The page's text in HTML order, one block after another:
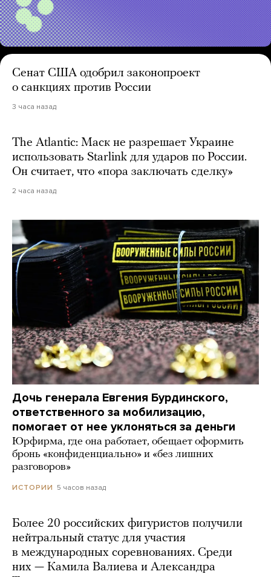
Сенат США одобрил законопроект
о санкциях против России
3 часа назад
The Atlantic: Маск не разрешает Украине
использовать Starlink для ударов по России.
Он считает, что «пора заключать сделку»
2 часа назад
Дочь генерала Евгения Бурдинского,
ответственного за мобилизацию,
помогает от нее уклоняться за деньги
Юрфирма, где она работает, обещает оформить
бронь «конфиденциально» и «без лишних
разговоров»
ИСТОРИИ 5 часов назад
Более 20 российских фигуристов получили
нейтральный статус для участия
в международных соревнованиях. Среди
них — Камила Валиева и Александра